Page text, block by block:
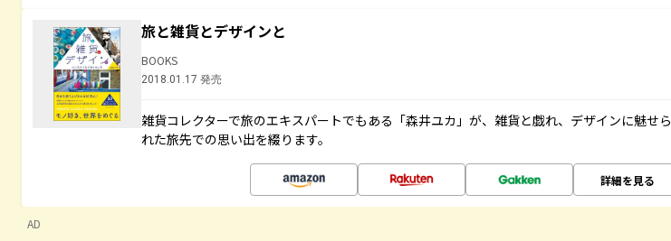
旅と雑貨とデザインと
BOOKS
2018.01.17 発売
雑貨コレクターで旅のエキスパートでもある「森井ユカ」が、雑貨と戯れ、デザインに魅せら
れた旅先での思い出を綴ります。
詳細を見る
AD